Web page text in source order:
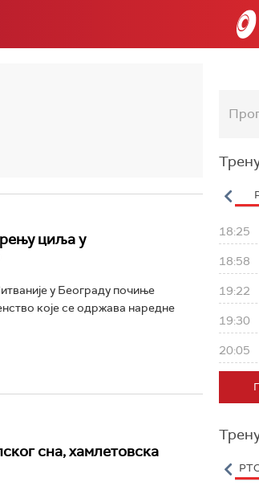
циља у
у Београду почиње
које се одржава наредне
сна, хамлетовска
РТС 3 РТС Свет РТС HD
18:25
18:58
19:22
19:30
20:05
РТС Полетарац